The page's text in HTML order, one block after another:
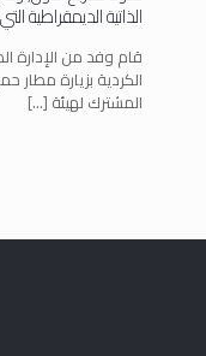
الذاتية الديمقراطية
قام وفد من الإدارة
المشترك لهيئة […]